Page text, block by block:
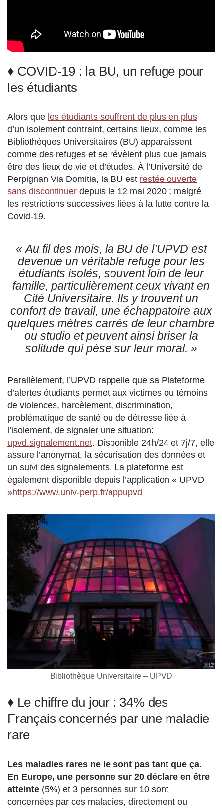
♦ COVID-19 : la BU, un refuge pour
les étudiants
Alors que les étudiants souffrent de plus en plus
d’un isolement contraint, certains lieux, comme les
Bibliothèques Universitaires (BU) apparaissent
comme des refuges et se révèlent plus que jamais
être des lieux de vie et d’études. À l’Université de
Perpignan Via Domitia, la BU est restée ouverte
sans discontinuer depuis le 12 mai 2020 ; malgré
les restrictions successives liées à la lutte contre la
Covid-19.
« Au fil des mois, la BU de l’UPVD est
devenue un véritable refuge pour les
étudiants isolés, souvent loin de leur
famille, particulièrement ceux vivant en
Cité Universitaire. Ils y trouvent un
confort de travail, une échappatoire aux
quelques mètres carrés de leur chambre
ou studio et peuvent ainsi briser la
solitude qui pèse sur leur moral. »
Parallèlement, l’UPVD rappelle que sa Plateforme
d’alertes étudiants permet aux victimes ou témoins
de violences, harcèlement, discrimination,
problématique de santé ou de détresse liée à
l’isolement, de signaler une situation:
upvd.signalement.net. Disponible 24h/24 et 7j/7, elle
assure l’anonymat, la sécurisation des données et
un suivi des signalements. La plateforme est
également disponible depuis l’application « UPVD
»https://www.univ-perp.fr/appupvd
Bibliothèque Universitaire – UPVD
♦ Le chiffre du jour : 34% des
Français concernés par une maladie
rare
Les maladies rares ne le sont pas tant que ça.
En Europe, une personne sur 20 déclare en être
atteinte (5%) et 3 personnes sur 10 sont
concernées par ces maladies, directement ou